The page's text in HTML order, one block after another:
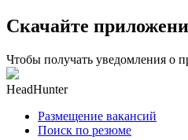
Скачайте
Чтобы получать уведомления о
HeadHunter
Размещение вакансий
Поиск по резюме